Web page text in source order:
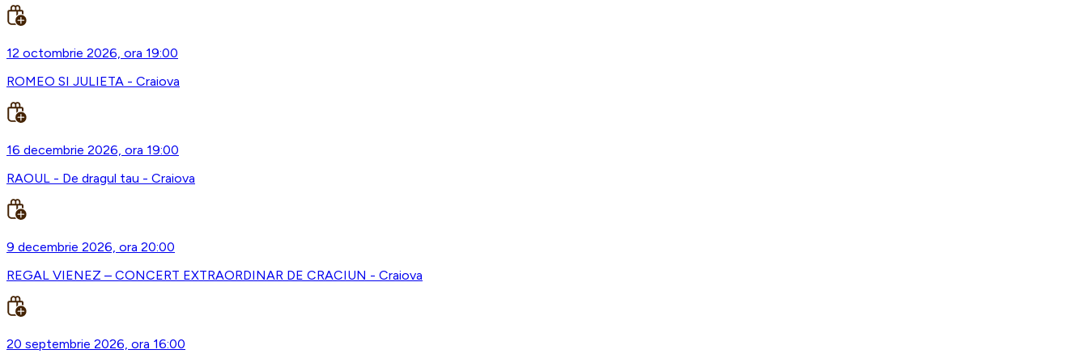
12 octombrie 2026, ora 19:00
ROMEO SI JULIETA - Craiova
16 decembrie 2026, ora 19:00
RAOUL - De dragul tau - Craiova
9 decembrie 2026, ora 20:00
REGAL VIENEZ – CONCERT EXTRAORDINAR DE CRACIUN - Craiova
20 septembrie 2026, ora 16:00